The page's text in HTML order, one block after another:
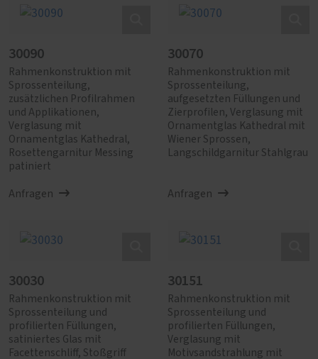
30090
Rahmenkonstruktion mit
Sprossenteilung,
zusätzlichen Profilrahmen
und Applikationen,
Verglasung mit
Ornamentglas Kathedral,
Rosettengarnitur Messing
patiniert
Anfragen
30070
Rahmenkonstruktion mit
Sprossenteilung,
aufgesetzten Füllungen und
Zierprofilen, Verglasung mit
Ornamentglas Kathedral mit
Wiener Sprossen,
Langschildgarnitur Stahlgrau
Anfragen
30030
Rahmenkonstruktion mit
Sprossenteilung und
profilierten Füllungen,
satiniertes Glas mit
Facettenschliff, Stoßgriff
30151
Rahmenkonstruktion mit
Sprossenteilung und
profilierten Füllungen,
Verglasung mit
Motivsandstrahlung mit